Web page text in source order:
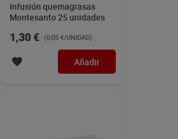
Infusión quemagrasas
Montesanto 25 unidades
1,30 € (0,05 €/UNIDAD)
Añadir